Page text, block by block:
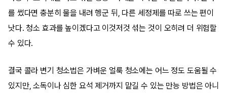
를 썼다면 충분히 물을 내려 헹군 뒤, 다른 세정제를 따로 쓰는 편이
낫다. 청소 효과를 높이겠다고 이것저것 섞는 것이 오히려 더 위험할
수 있다.
결국 콜라 변기 청소법은 가벼운 얼룩 청소에는 어느 정도 도움될 수
있지만, 소독이나 심한 요석 제거까지 맡길 수 있는 만능 방법은 아니